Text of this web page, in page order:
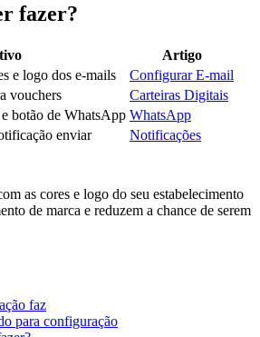
fazer?
Artigo
e logo dos e-mails
Configurar E-mail
vouchers
Carteiras Digitais
botão de WhatsApp WhatsApp
enviar
Notificações
as cores e logo do seu estabelecimento
de marca e reduzem a chance de serem
faz
para configuração